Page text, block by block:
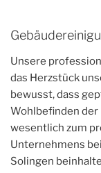
Unsere
das Herzstück
bewusst, dass
Wohlbefinden
wesentlich zum
Unternehmens
Solingen